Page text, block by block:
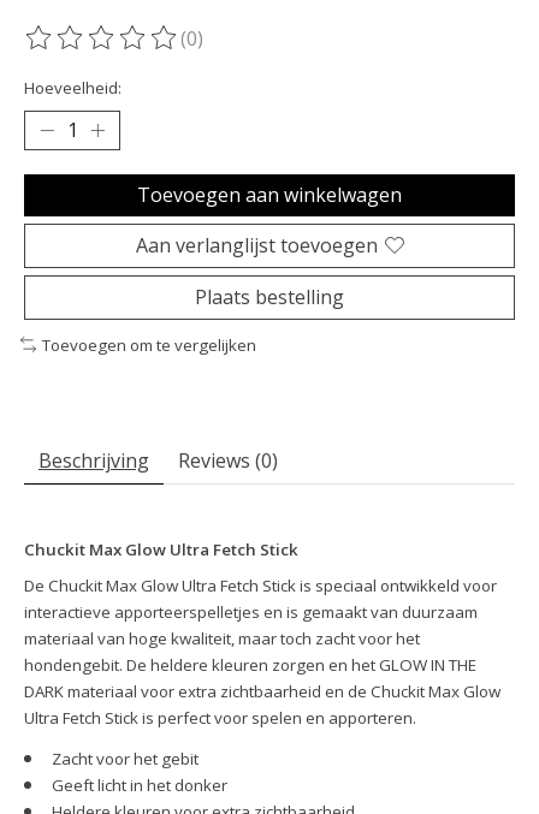
De beoordeling van dit product is
(0)
Hoeveelheid:
Toevoegen aan winkelwagen
Aan verlanglijst toevoegen
Plaats bestelling
Toevoegen om te vergelijken
Beschrijving Reviews (0)
Chuckit Max Glow Ultra Fetch Stick
De Chuckit Max Glow Ultra Fetch Stick is speciaal ontwikkeld voor
interactieve apporteerspelletjes en is gemaakt van duurzaam
materiaal van hoge kwaliteit, maar toch zacht voor het
hondengebit. De heldere kleuren zorgen en het GLOW IN THE
DARK materiaal voor extra zichtbaarheid en de Chuckit Max Glow
Ultra Fetch Stick is perfect voor spelen en apporteren.
Zacht voor het gebit
Geeft licht in het donker